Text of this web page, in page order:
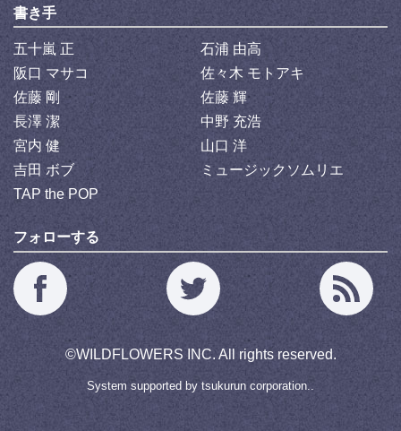
書き手
五十嵐 正
石浦 由高
阪口 マサコ
佐々木 モトアキ
佐藤 剛
佐藤 輝
長澤 潔
中野 充浩
宮内 健
山口 洋
吉田 ボブ
ミュージックソムリエ
TAP the POP
フォローする
©WILDFLOWERS INC. All rights reserved.
System supported by tsukurun corporation..